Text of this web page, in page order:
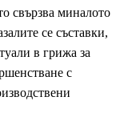
свързва миналото
се съставки,
в грижа за
с